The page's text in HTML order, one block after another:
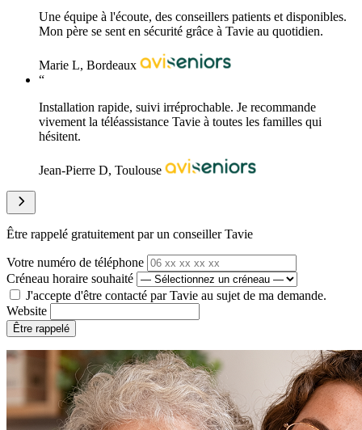
Une équipe à l'écoute, des conseillers patients et disponibles.
Mon père se sent en sécurité grâce à Tavie au quotidien.
Marie L, Bordeaux
“
Installation rapide, suivi irréprochable. Je recommande
vivement la téléassistance Tavie à toutes les familles qui
hésitent.
Jean-Pierre D, Toulouse
Être rappelé gratuitement par un conseiller Tavie
Votre numéro de téléphone
Créneau horaire souhaité
J'accepte d'être contacté par Tavie au sujet de ma demande.
Website
Être rappelé